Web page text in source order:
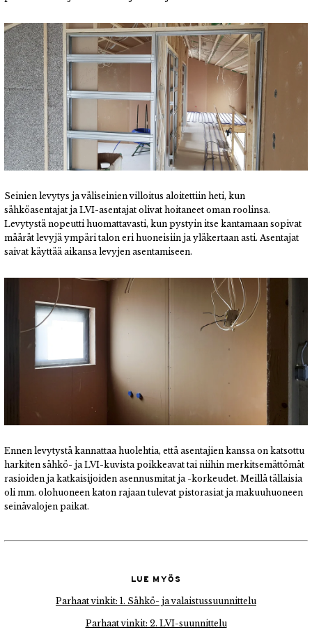
Seinien levytys ja väliseinien villoitus aloitettiin heti, kun
sähköasentajat ja LVI-asentajat olivat hoitaneet oman roolinsa.
Levytystä nopeutti huomattavasti, kun pystyin itse kantamaan sopivat
määrät levyjä ympäri talon eri huoneisiin ja yläkertaan asti. Asentajat
saivat käyttää aikansa levyjen asentamiseen.
Ennen levytystä kannattaa huolehtia, että asentajien kanssa on katsottu
harkiten sähkö- ja LVI-kuvista poikkeavat tai niihin merkitsemättömät
rasioiden ja katkaisijoiden asennusmitat ja -korkeudet. Meillä tällaisia
oli mm. olohuoneen katon rajaan tulevat pistorasiat ja makuuhuoneen
seinävalojen paikat.
LUE MYÖS
Parhaat vinkit: 1. Sähkö- ja valaistussuunnittelu
Parhaat vinkit: 2. LVI-suunnittelu